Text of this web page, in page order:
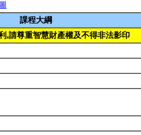
課程大綱
,請尊重智慧財產權及不得非法影印